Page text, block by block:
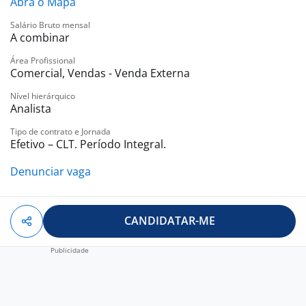
Ensino Médio Completo (2º Grau);
CNH Valida;
Veículo próprio;
Benefícios
Comissão atrativo sem limites, R$ 5 à R$ 6 mil reais +
Auxilio Combustível;
Premiações;
Celular Corporativo;
Salário Bruto mensal
A combinar
Área Profissional
Comercial, Vendas - Venda Externa
Nível hierárquico
Analista
Tipo de contrato e Jornada
Efetivo – CLT. Período Integral.
Denunciar vaga
CANDIDATAR-ME